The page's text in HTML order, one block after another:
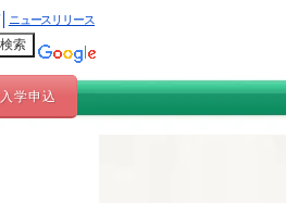
ニュースリリース
入学申込